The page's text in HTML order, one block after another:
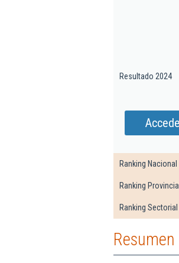
Resultado 2024
Ranking Nacional
Ranking Provincial
Ranking Sectorial